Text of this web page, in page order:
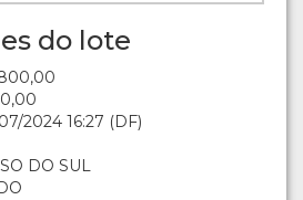
do lote
2024 16:27 (DF)
DO SUL